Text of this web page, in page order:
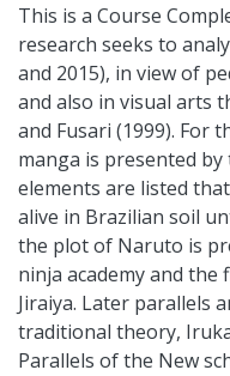
This is a Course
research seeks to
and 2015), in view of
and also in visual arts
and Fusari (1999). For
manga is presented
elements are listed
alive in Brazilian soil
the plot of Naruto is
ninja academy and
Jiraiya. Later parallels
traditional theory,
Parallels of the New